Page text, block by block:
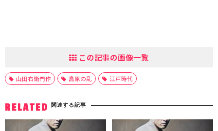
この記事の画像一覧
山田右衛門作 島原の乱 江戸時代
RELATED 関連する記事